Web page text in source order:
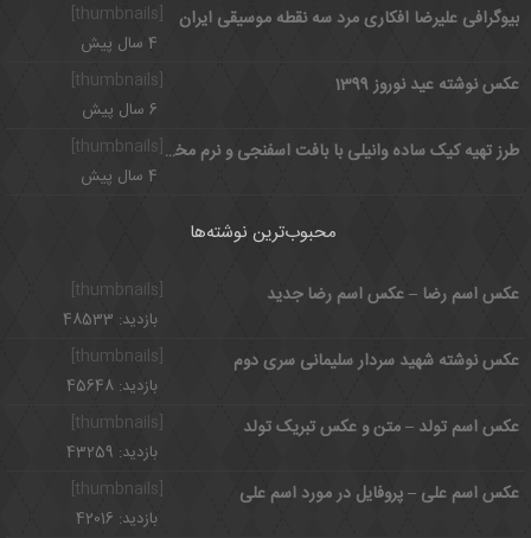
[thumbnails]
بیوگرافی علیرضا افکاری مرد سه نقطه موسیقی ایران
4 سال پیش
عکس نوشته عید نوروز 1399
6 سال پیش
طرز تهیه کیک ساده وانیلی با بافت اسفنجی و نرم مخصوص عصرانه
4 سال پیش
محبوب‌ترین نوشته‌ها
عکس اسم رضا – عکس اسم رضا جدید
بازدید: 48533
[thumbnails]
عکس نوشته شهید سردار سلیمانی سری دوم
بازدید: 45648
عکس اسم تولد – متن و عکس تبریک تولد
بازدید: 43259
عکس اسم علی – پروفایل در مورد اسم علی
بازدید: 42016